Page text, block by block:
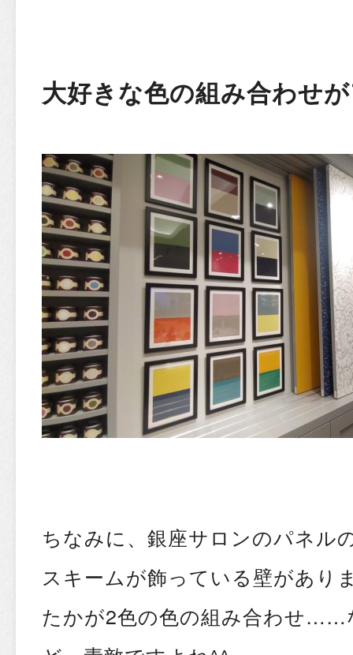
大好きな色の組み合わせ
ちなみに、銀座サロンのパネル
スキームが飾っている壁があり
たかが2色の色の組み合わせ……